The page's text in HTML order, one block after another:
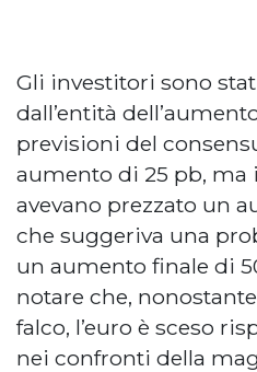
Gli investitori sono
dall’entità
previsioni del
aumento di 25 pb,
avevano prezzato un
che suggeriva una
un aumento finale di
notare che,
falco, l’euro è sceso
nei confronti della